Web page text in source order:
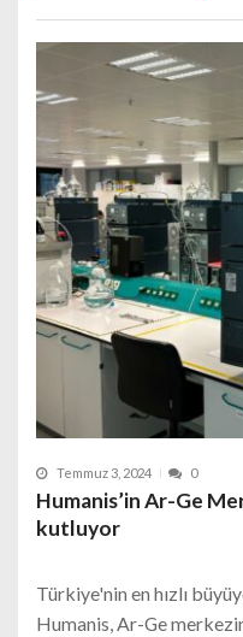
Temmuz 3, 2024 0
Humanis’in Ar-Ge
kutluyor
Türkiye'nin en hızlı
Humanis, Ar-Ge